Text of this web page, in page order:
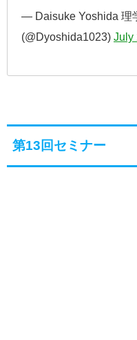
— Daisuke Yoshida 理
(@Dyoshida1023) July
第13回セミナー